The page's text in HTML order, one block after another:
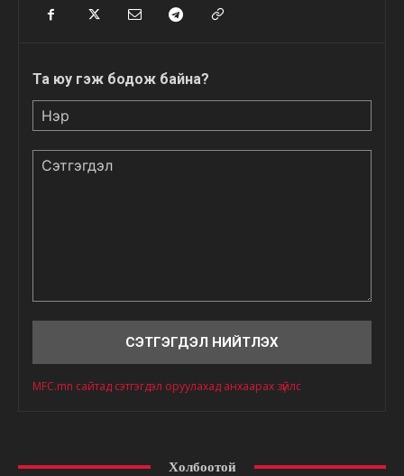
Та юу гэж бодож байна?
MFC.mn сайтад сэтгэгдэл оруулахад анхаарах зүйлс
Холбоотой